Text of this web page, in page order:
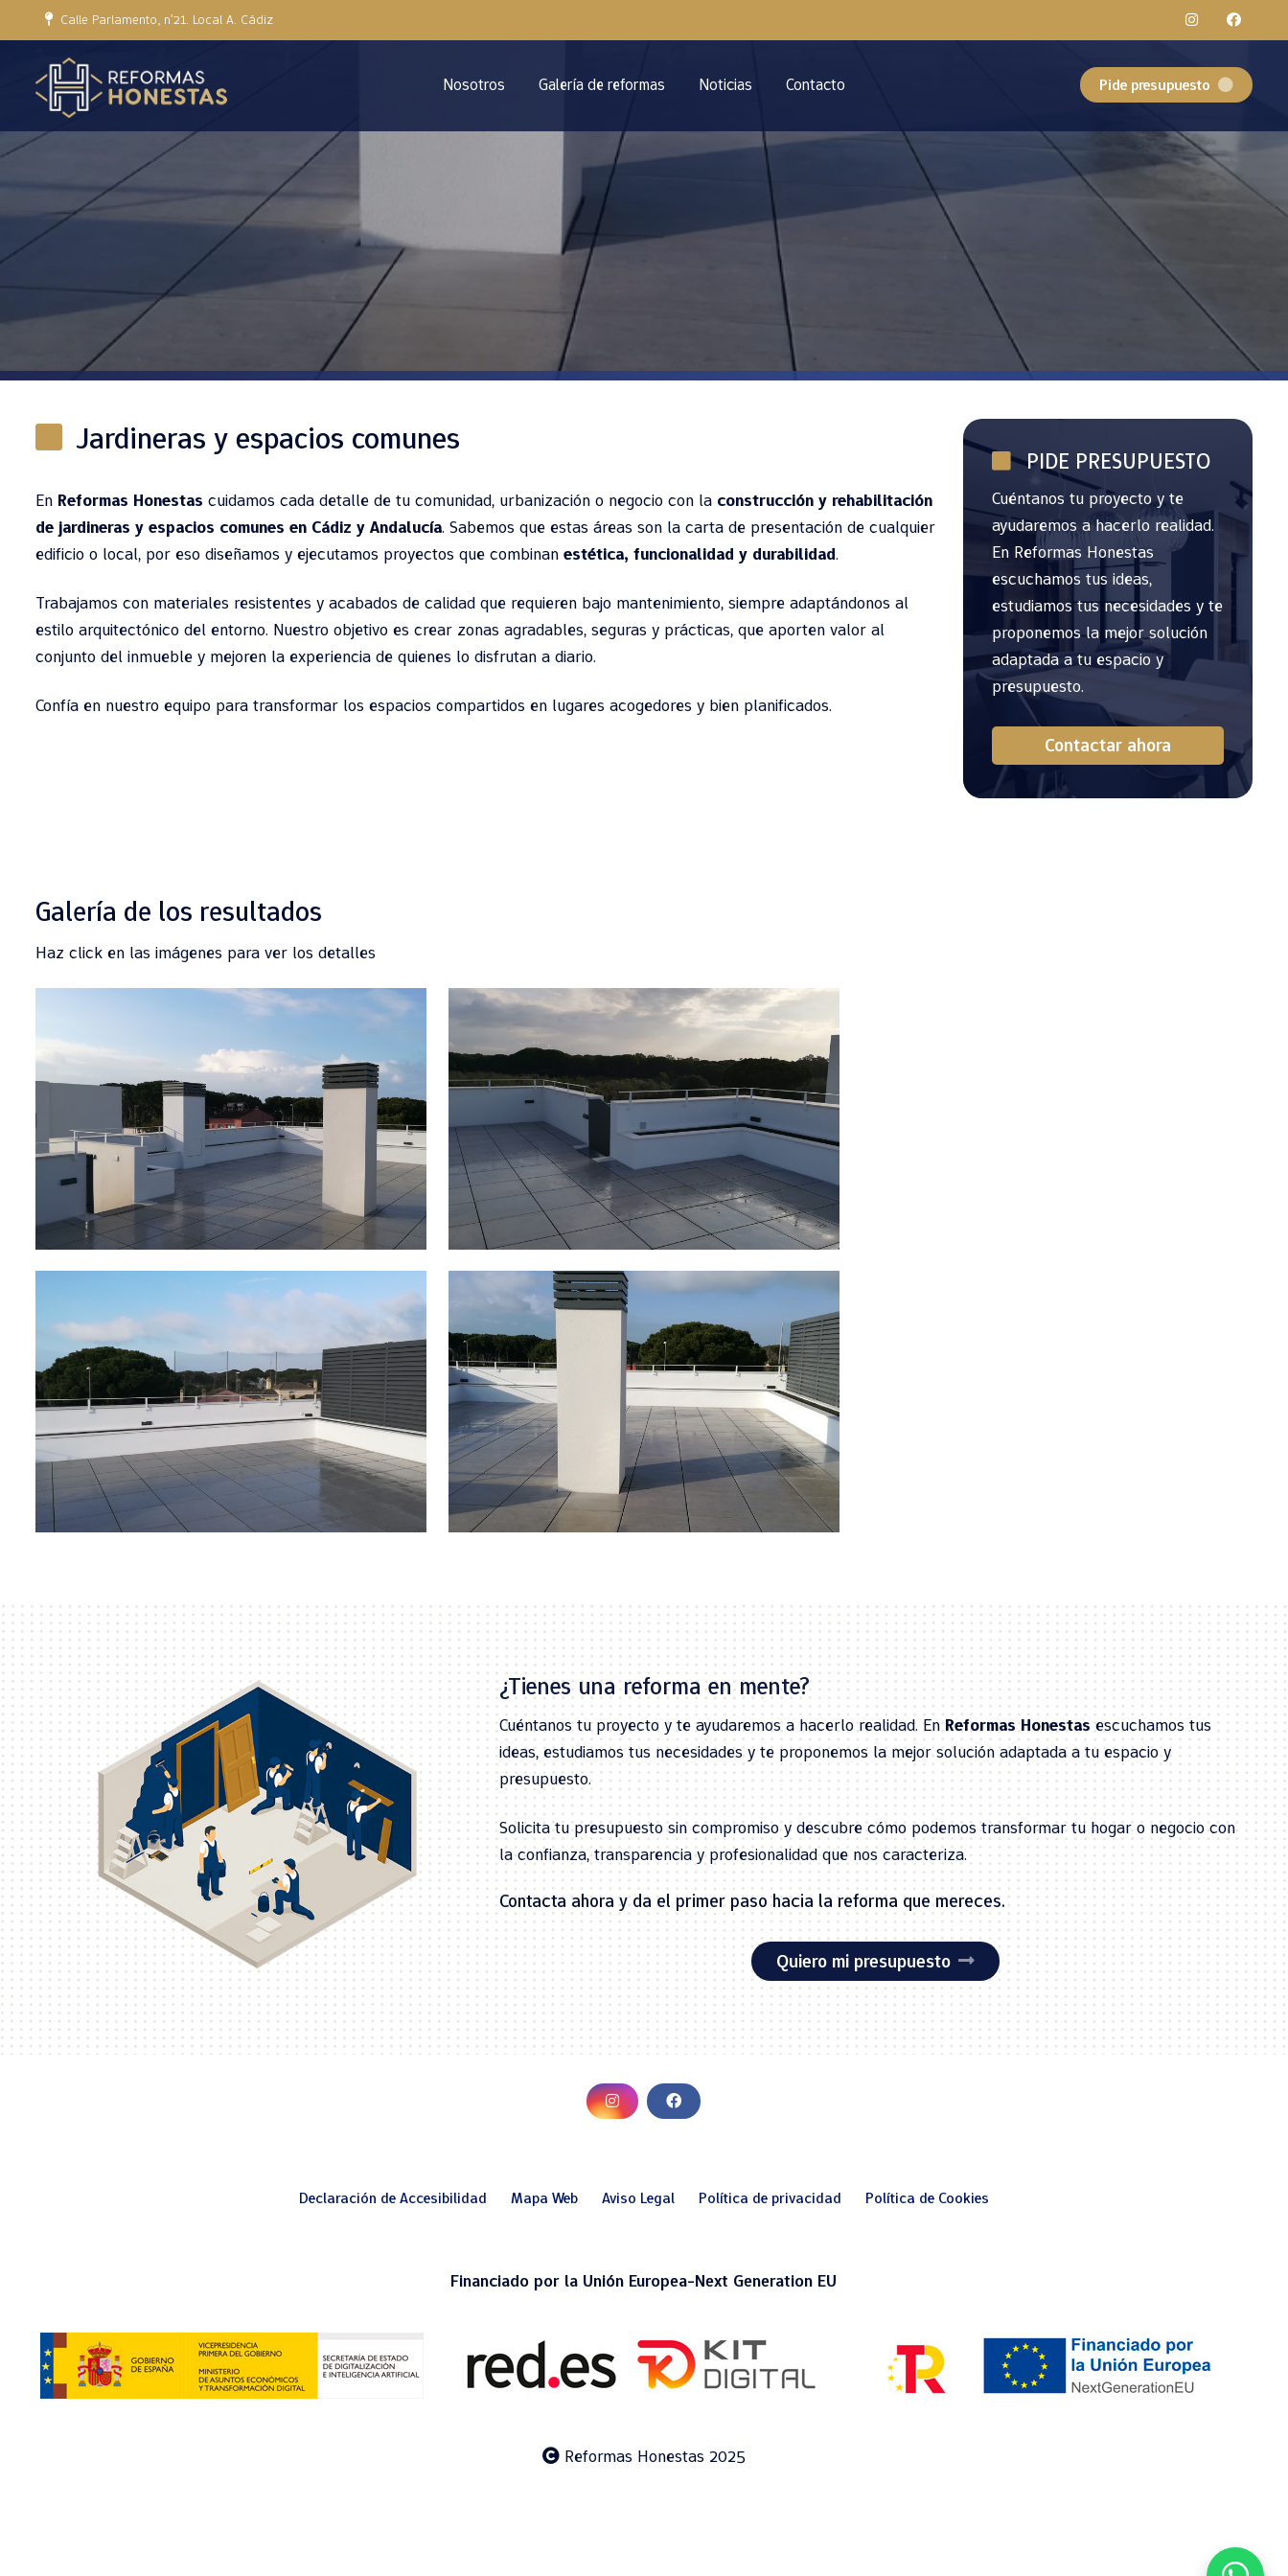
Calle Parlamento, nº21. Local A. Cádiz
Nosotros Galería de reformas Noticias Contacto Pide presupuesto
Jardineras y espacios comunes
En Reformas Honestas cuidamos cada detalle de tu comunidad, urbanización o negocio con la construcción y rehabilitación
de jardineras y espacios comunes en Cádiz y Andalucía. Sabemos que estas áreas son la carta de presentación de cualquier
edificio o local, por eso diseñamos y ejecutamos proyectos que combinan estética, funcionalidad y durabilidad.
Trabajamos con materiales resistentes y acabados de calidad que requieren bajo mantenimiento, siempre adaptándonos al
estilo arquitectónico del entorno. Nuestro objetivo es crear zonas agradables, seguras y prácticas, que aporten valor al
conjunto del inmueble y mejoren la experiencia de quienes lo disfrutan a diario.
Confía en nuestro equipo para transformar los espacios compartidos en lugares acogedores y bien planificados.
PIDE PRESUPUESTO
Cuéntanos tu proyecto y te
ayudaremos a hacerlo realidad.
En Reformas Honestas
escuchamos tus ideas,
estudiamos tus necesidades y te
proponemos la mejor solución
adaptada a tu espacio y
presupuesto.
Contactar ahora
Galería de los resultados
Haz click en las imágenes para ver los detalles
¿Tienes una reforma en mente?
Cuéntanos tu proyecto y te ayudaremos a hacerlo realidad. EnReformas Honestas escuchamos tus
ideas, estudiamos tus necesidades y te proponemos la mejor solución adaptada a tu espacio y
presupuesto.
Solicita tu presupuesto sin compromiso y descubre cómo podemos transformar tu hogar o negocio con
la confianza, transparencia y profesionalidad que nos caracteriza.
Contacta ahora y da el primer paso hacia la reforma que mereces.
Quiero mi presupuesto
Declaración de Accesibilidad Mapa Web Aviso Legal Política de privacidad Política de Cookies
Financiado por la Unión Europea-Next Generation EU
Reformas Honestas 2025